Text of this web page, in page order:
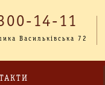
14-11
Васильківська 72